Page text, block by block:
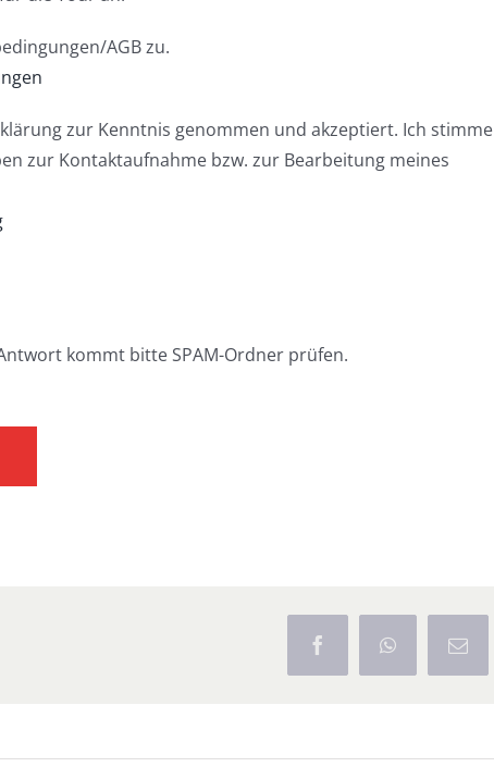
AGB zu.
zur Kenntnis genommen und akzeptiert. Ich stimme
zur Kontaktaufnahme bzw. zur Bearbeitung meines
kommt bitte SPAM-Ordner prüfen.
FacebookWhatsApp
E-
Mail